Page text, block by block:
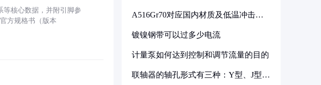
等核心数据，并附引脚参
方规格书（版本
A516Gr70对应国内材质及低温冲击要
镀镍钢带可以过多少电流
计量泵如何达到控制和调节流量的目的
联轴器的轴孔形式有三种：Y型、J型、